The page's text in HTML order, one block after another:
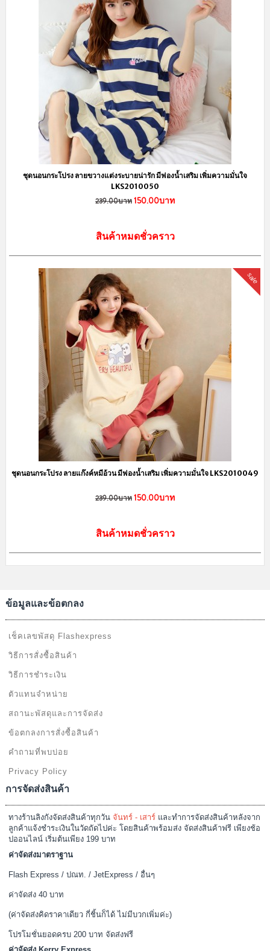
ชุดนอนกระโปรง ลายขวางแต่งระบายน่ารัก มีฟองน้ำเสริม เพิ่มความมั่นใจ
LKS2010050
239.00บาท150.00บาท
สินค้าหมดชั่วคราว
sale
ชุดนอนกระโปรง ลายแก๊งค์หมีอ้วน มีฟองน้ำเสริม เพิ่มความมั่นใจ LKS2010049
239.00บาท150.00บาท
สินค้าหมดชั่วคราว
ข้อมูลและข้อตกลง
เช็คเลขพัสดุ Flashexpress
วิธีการสั่งซื้อสินค้า
วิธีการชำระเงิน
ตัวแทนจำหน่าย
สถานะพัสดุและการจัดส่ง
ข้อตกลงการสั่งซื้อสินค้า
คำถามที่พบบ่อย
Privacy Policy
การจัดส่งสินค้า
ทางร้านลิงกังจัดส่งสินค้าทุกวัน จันทร์ - เสาร์ และทำการจัดส่งสินค้าหลังจาก
ลูกค้าแจ้งชำระเงินในวัดถัดไปค่ะ โดยสินค้าพร้อมส่ง จัดส่งสินค้าฟรี เพียงช้อ
ปออนไลน์ เริ่มต้นเพียง 199 บาท
ค่าจัดส่งมาตราฐาน
Flash Express / ปณท. / JetExpress / อื่นๆ
ค่าจัดส่ง 40 บาท
(ค่าจัดส่งคิดราคาเดียว กี่ชิ้นก็ได้ ไม่มีบวกเพิ่มค่ะ)
โปรโมชั่นยอดครบ 200 บาท จัดส่งฟรี